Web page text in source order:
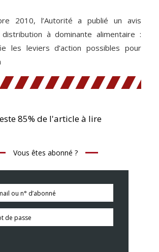
2010, l’Autorité a publié un avis
à dominante alimentaire :
les leviers d’action possibles pour
85% de l'article à lire
Vous êtes abonné ?